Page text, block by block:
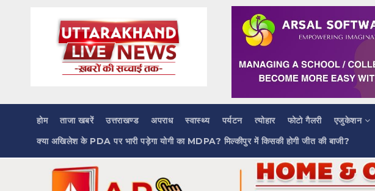
होम ताजा खबरें उत्तराखण्ड अपराध स्वास्थ्य पर्यटन त्योहार फोटो गैलरी एजुकेशन
क्या अखिलेश के PDA पर भारी पड़ेगा योगी का MDPA? मिल्कीपुर में किसकी होगी जीत की बाजी?